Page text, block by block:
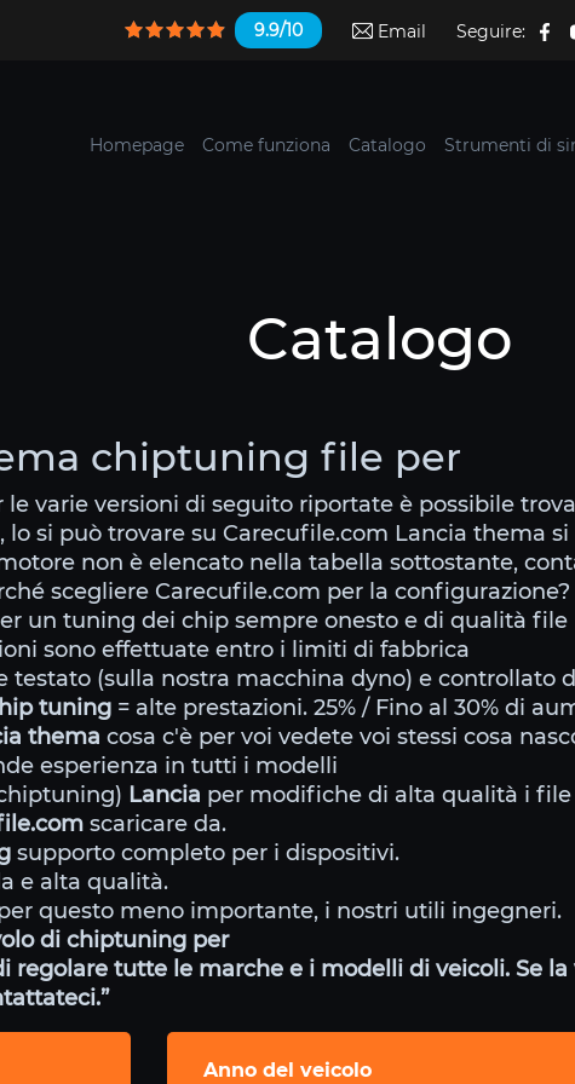
9.9/10 Email Seguire:
Homepage Come funziona Catalogo Strumenti di
Catalogo
chiptuning file per
le varie versioni di seguito riportate è possibile
si può trovare su Carecufile.com Lancia thema
non è elencato nella tabella sottostante,
scegliere Carecufile.com per la configurazione?
un tuning dei chip sempre onesto e di qualità file
sono effettuate entro i limiti di fabbrica
testato (sulla nostra macchina dyno) e controllato
tuning = alte prestazioni. 25% / Fino al 30% di
thema cosa c'è per voi vedete voi stessi cosa
esperienza in tutti i modelli
Lancia per modifiche di alta qualità i
scaricare da.
supporto completo per i dispositivi.
e alta qualità.
questo meno importante, i nostri utili ingegneri.
di chiptuning per
regolare tutte le marche e i modelli di veicoli. Se
Anno del veicolo